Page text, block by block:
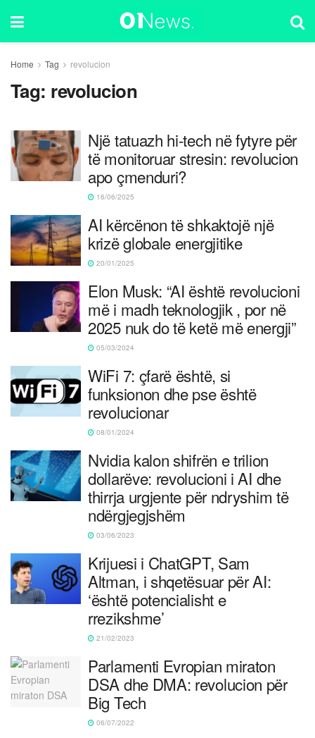
Home Tag revolucion
Tag: revolucion
Një tatuazh hi-tech në fytyre për
të monitoruar stresin: revolucion
apo çmenduri?
16/06/2025
AI kërcënon të shkaktojë një
krizë globale energjitike
20/01/2025
Elon Musk: “AI është revolucioni
më i madh teknologjik , por në
2025 nuk do të ketë më energji”
05/03/2024
WiFi 7: çfarë është, si
funksionon dhe pse është
revolucionar
08/01/2024
Nvidia kalon shifrën e trilion
dollarëve: revolucioni i AI dhe
thirrja urgjente për ndryshim të
ndërgjegjshëm
03/06/2023
Krijuesi i ChatGPT, Sam
Altman, i shqetësuar për AI:
‘është potencialisht e
rrezikshme’
21/02/2023
Parlamenti Evropian miraton
DSA dhe DMA: revolucion për
Big Tech
06/07/2022